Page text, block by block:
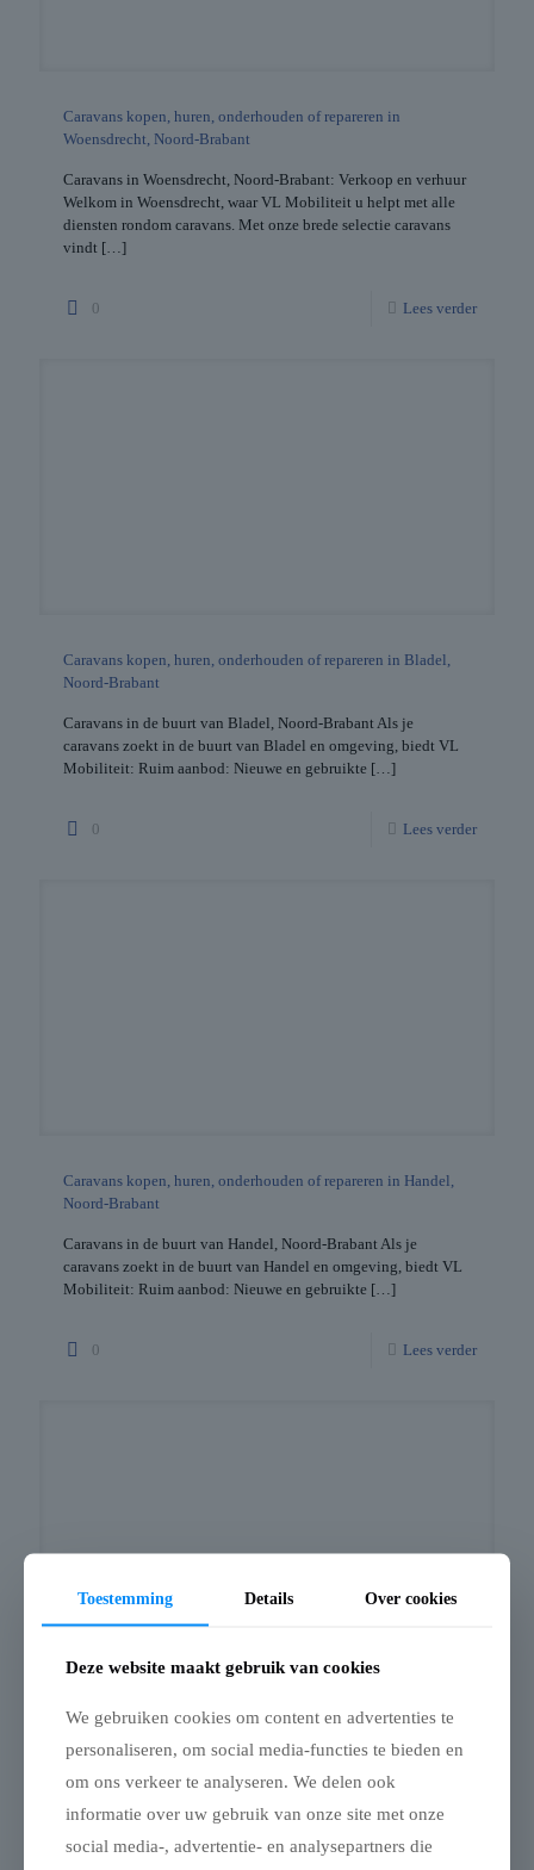
Caravans kopen, huren, onderhouden of repareren in
Woensdrecht, Noord-Brabant
Caravans in Woensdrecht, Noord-Brabant: Verkoop en verhuur
Welkom in Woensdrecht, waar VL Mobiliteit u helpt met alle
diensten rondom caravans. Met onze brede selectie caravans
vindt […]
0 Lees verder
Caravans kopen, huren, onderhouden of repareren in Bladel,
Noord-Brabant
Caravans in de buurt van Bladel, Noord-Brabant Als je
caravans zoekt in de buurt van Bladel en omgeving, biedt VL
Mobiliteit: Ruim aanbod: Nieuwe en gebruikte […]
0 Lees verder
Caravans kopen, huren, onderhouden of repareren in Handel,
Noord-Brabant
Caravans in de buurt van Handel, Noord-Brabant Als je
caravans zoekt in de buurt van Handel en omgeving, biedt VL
Mobiliteit: Ruim aanbod: Nieuwe en gebruikte […]
0 Lees verder
Limburg
Caravans in de buurt van Overloon, Limburg Als je caravans
zoekt in de buurt van Overloon en omgeving, biedt VL
Mobiliteit: Ruim aanbod: Nieuwe en gebruikte[…]
Toestemming Details Over cookies
Deze website maakt gebruik van cookies
We gebruiken cookies om content en advertenties te
personaliseren, om social media-functies te bieden en
om ons verkeer te analyseren. We delen ook
informatie over uw gebruik van onze site met onze
social media-, advertentie- en analysepartners die